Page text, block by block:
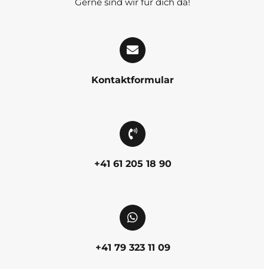
Gerne sind wir für dich da!
Kontaktformular
+41 61 205 18 90
+41 79 323 11 09